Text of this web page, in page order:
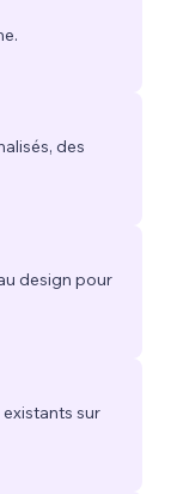
des
design pour
sur